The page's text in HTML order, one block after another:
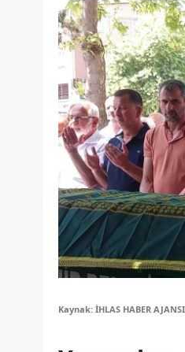
Kaynak: İHLAS HABER AJANSI